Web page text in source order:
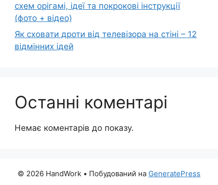
схем орігамі, ідеї та покрокові інструкції
(фото + відео)
Як сховати дроти від телевізора на стіні – 12
відмінних ідей
Останні коментарі
Немає коментарів до показу.
© 2026 HandWork • Побудований на GeneratePress